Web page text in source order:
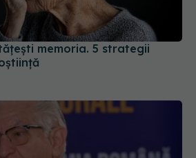
memoria. 5 strategii